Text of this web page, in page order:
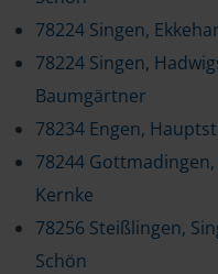
78224 Singen,
78224 Singen,
Baumgärtner
78234 Engen,
78244
Kernke
78256 Steißlingen,
Schön